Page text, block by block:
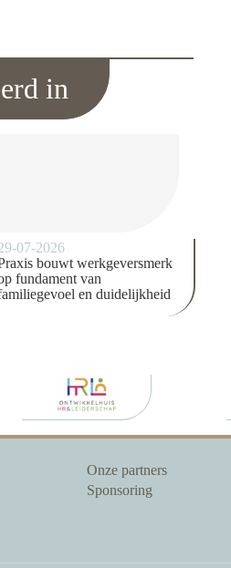
in
07-2026
bouwt werkgeversmerk
fundament van
en duidelijkheid
Onze partners
Sponsoring